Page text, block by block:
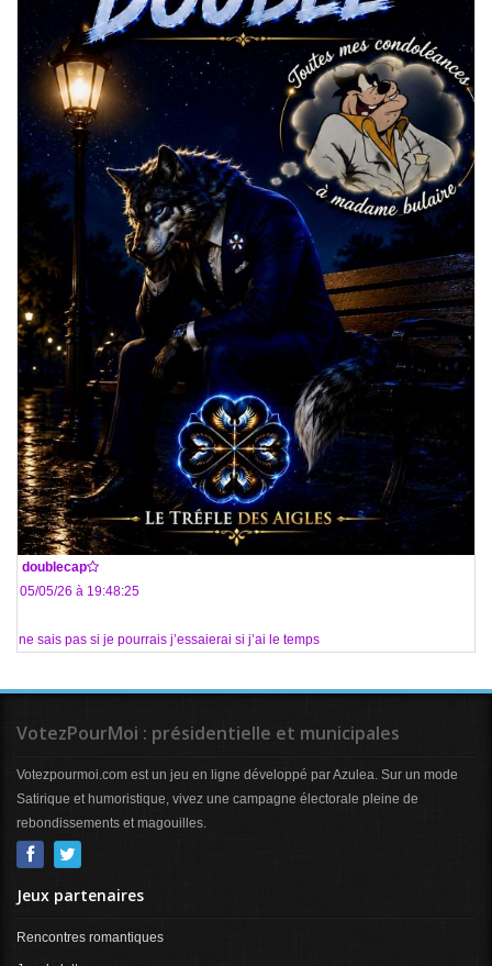
doublecap
Le 05/05/26 à 19:48:25
Je ne sais pas si je pourrais j’essaierai si j’ai le temps
VotezPourMoi : présidentielle et municipales
Votezpourmoi.com est un jeu en ligne développé par Azulea. Sur un mode
Satirique et humoristique, vivez une campagne électorale pleine de
rebondissements et magouilles.
Jeux partenaires
Rencontres romantiques